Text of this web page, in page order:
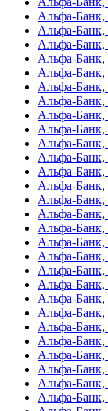
Альфа-
Альфа-
Альфа-Банк,
Альфа-Банк,
Альфа-
Альфа-
Альфа-
Альфа-
Альфа-
Альфа-
Альфа-
Альфа-
Альфа-Банк,
Альфа-Банк,
Альфа-
Альфа-
Альфа-
Альфа-
Альфа-
Альфа-
Альфа-
Альфа-
Альфа-Банк,
Альфа-Банк,
Альфа-
Альфа-
Альфа-
Альфа-